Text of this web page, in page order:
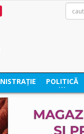
POLITICĂ